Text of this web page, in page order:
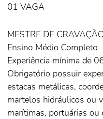
01 VAGA
MESTRE DE
Ensino Médio Completo
Experiência mínima de
Obrigatório possuir
estacas metálicas,
martelos hidráulicos ou
marítimas, portuárias ou